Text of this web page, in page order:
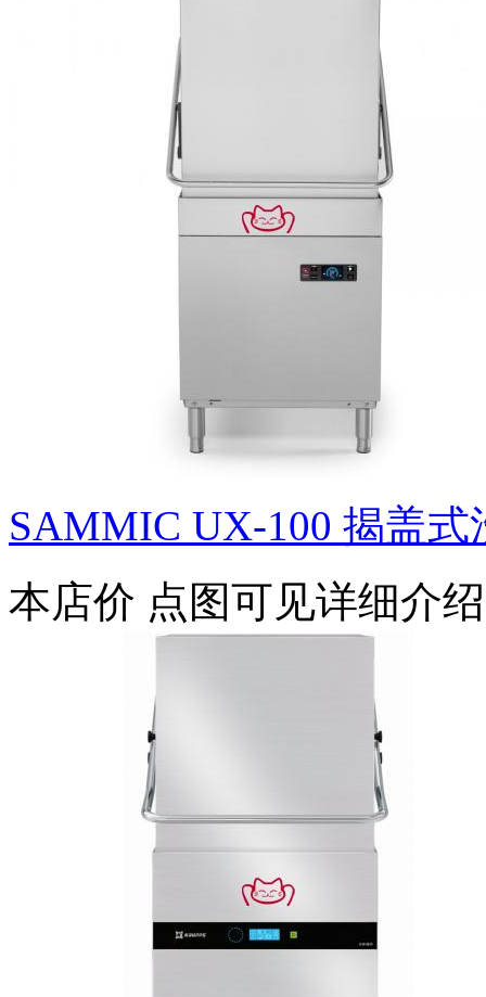
SAMMIC UX-100 揭盖式
本店价 点图可见详细介绍